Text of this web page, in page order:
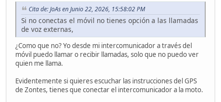
Cita de: JoAs en Junio 22, 2026, 15:58:02 PM
Si no conectas el móvil no tienes opción a las llamadas
de voz externas,
¿Como que no? Yo desde mi intercomunicador a través del
móvil puedo llamar o recibir llamadas, solo que no puedo ver
quien me llama.
Evidentemente si quieres escuchar las instrucciones del GPS
de Zontes, tienes que conectar el intercomunicador a la moto.